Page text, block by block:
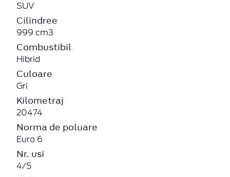
SUV
Cilindree
999 cm3
Combustibil
Hibrid
Culoare
Gri
Kilometraj
20474
Norma de poluare
Euro 6
Nr. usi
4/5